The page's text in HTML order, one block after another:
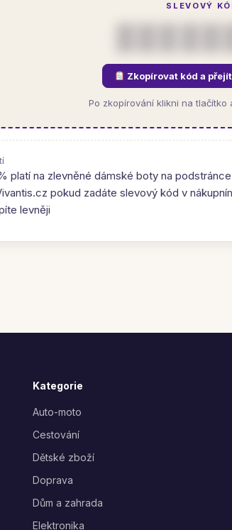
SLEVOVÝ
Zkopírovat kód a
Po zkopírování klikni na tlačítko
platí na zlevněné dámské boty na
pokud zadáte slevový kód v
levněji
Kategorie
Auto-moto
Cestování
Dětské zboží
Doprava
Dům a zahrada
Elektronika